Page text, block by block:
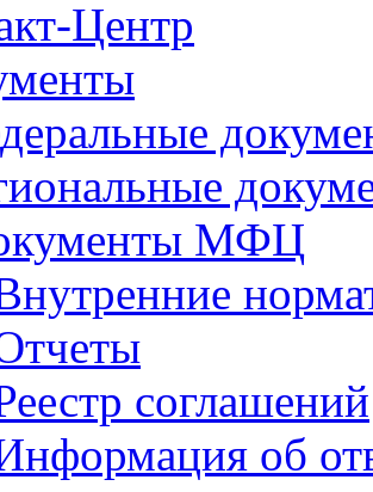
Центр
МФЦ
соглашений
об